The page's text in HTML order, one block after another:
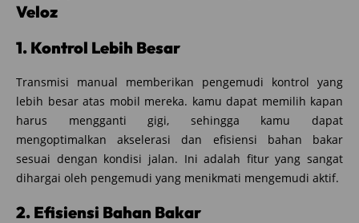
Veloz
1. Kontrol Lebih Besar
Transmisi manual memberikan pengemudi kontrol yang
lebih besar atas mobil mereka. kamu dapat memilih kapan
harus mengganti gigi, sehingga kamu dapat
mengoptimalkan akselerasi dan efisiensi bahan bakar
sesuai dengan kondisi jalan. Ini adalah fitur yang sangat
dihargai oleh pengemudi yang menikmati mengemudi aktif.
2. Efisiensi Bahan Bakar